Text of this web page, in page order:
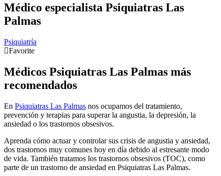
Médico especialista Psiquiatras Las
Palmas
Psiquiatría
Favorite
Médicos Psiquiatras Las Palmas más
recomendados
En Psiquiatras Las Palmas nos ocupamos del tratamiento,
prevención y terapias para superar la angustia, la depresión, la
ansiedad o los trastornos obsesivos.
Aprenda cómo actuar y controlar sus crisis de angustia y ansiedad,
dos trastornos muy comunes hoy en día debido al estresante modo
de vida. También tratamos los trastornos obsesivos (TOC), como
parte de un trastorno de ansiedad en Psiquiatras Las Palmas.